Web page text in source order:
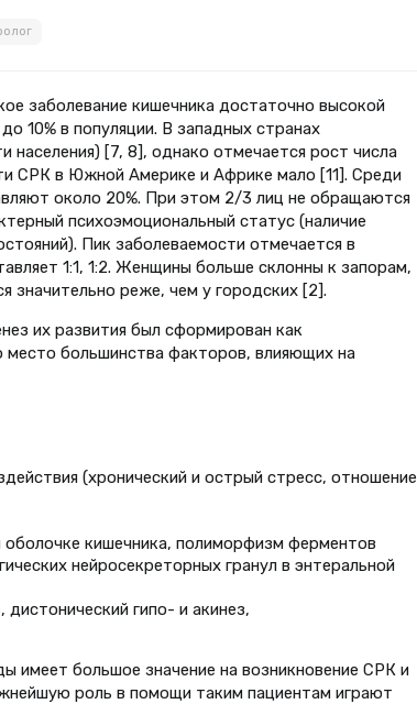
заболевание кишечника достаточно высокой
10% в популяции. В западных странах
населения) [7, 8], однако отмечается рост числа
СРК в Южной Америке и Африке мало [11]. Среди
около 20%. При этом 2/3 лиц не обращаются
психоэмоциональный статус (наличие
Пик заболеваемости отмечается в
1:1, 1:2. Женщины больше склонны к запорам,
значительно реже, чем у городских [2].
их развития был сформирован как
место большинства факторов, влияющих на
(хронический и острый стресс, отношение
оболочке кишечника, полиморфизм ферментов
нейросекреторных гранул в энтеральной
гипо- и акинез,
имеет большое значение на возникновение СРК и
роль в помощи таким пациентам играют